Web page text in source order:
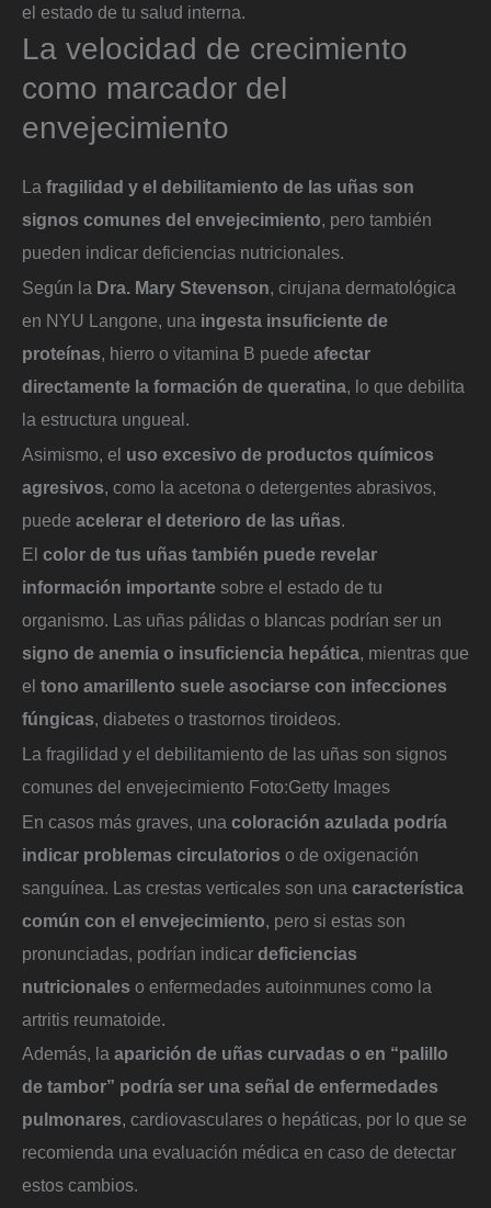
el estado de tu salud interna.
La velocidad de crecimiento
como marcador del
envejecimiento
La fragilidad y el debilitamiento de las uñas son
signos comunes del envejecimiento, pero también
pueden indicar deficiencias nutricionales.
Según la Dra. Mary Stevenson, cirujana dermatológica
en NYU Langone, una ingesta insuficiente de
proteínas, hierro o vitamina B puede afectar
directamente la formación de queratina, lo que debilita
la estructura ungueal.
Asimismo, el uso excesivo de productos químicos
agresivos, como la acetona o detergentes abrasivos,
puede acelerar el deterioro de las uñas.
El color de tus uñas también puede revelar
información importante sobre el estado de tu
organismo. Las uñas pálidas o blancas podrían ser un
signo de anemia o insuficiencia hepática, mientras que
el tono amarillento suele asociarse con infecciones
fúngicas, diabetes o trastornos tiroideos.
La fragilidad y el debilitamiento de las uñas son signos
comunes del envejecimiento Foto:Getty Images
En casos más graves, una coloración azulada podría
indicar problemas circulatorios o de oxigenación
sanguínea. Las crestas verticales son una característica
común con el envejecimiento , pero si estas son
pronunciadas, podrían indicar deficiencias
nutricionales o enfermedades autoinmunes como la
artritis reumatoide.
Además, la aparición de uñas curvadas o en “palillo
de tambor” podría ser una señal de enfermedades
pulmonares, cardiovasculares o hepáticas, por lo que se
recomienda una evaluación médica en caso de detectar
estos cambios.